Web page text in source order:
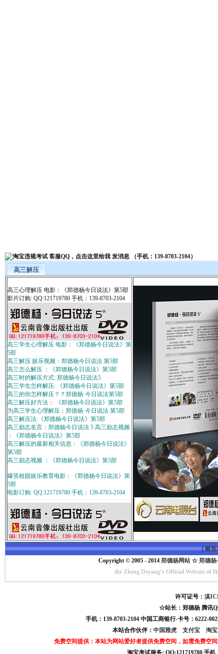
高三解压
高三心理解压 电影：《郑德杨今日说法》第5部
影片订购: QQ:121719780 手机：139-8703-2104
高三学生心理解压 电影：《郑德杨今日说法》第
5部
高三解压 娱乐视频：郑德杨今日说法 第5部
高三怎么解压 ：《郑德杨今日说法》第5部
高三时的解压方式: 郑德杨今日说法5
高三学生怎样解压: 《郑德杨今日说法》第5部
高三的你怎样解压？？郑德杨·今日说法第5部
高三解压好方法： 《郑德杨今日说法》第5部
为高三学生心理解压：郑德杨·今日说法 第5部
高三解压法:《郑德杨今日说法》第5部
高三励志名言：郑德杨今日说法 5 高三励志视频
：《郑德杨今日说法》第5部
高三解压的最新相关信息：《郑德杨今日说法》
第5部
高三励志视频 ：《郑德杨今日说法》第5部
爆笑校园娱乐教育电影：《郑德杨今日说法》第
5部
电影订购: QQ:121719780 手机：139-8703-2104
|留言
Copyright © 2005 - 2014 郑德杨网站 ☆ 郑德杨
the Zheng Deyang’s Official Website
许可证号：滇
☆站长：郑德杨 腾讯
手机：139-8703-2104 中国工商银行-卡号：6222-
本站合作伙伴： 中国雅虎 支付宝
淘
免费空间提供：本站为网站爱好者提供免费空间，如需免费空
淘宝考试服务: QQ:121719780 手